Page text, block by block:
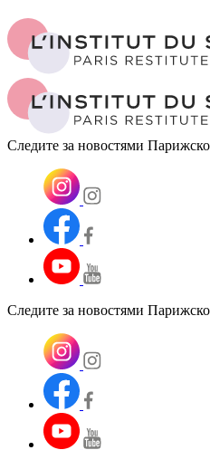
Следите за новостями
Следите за новостями